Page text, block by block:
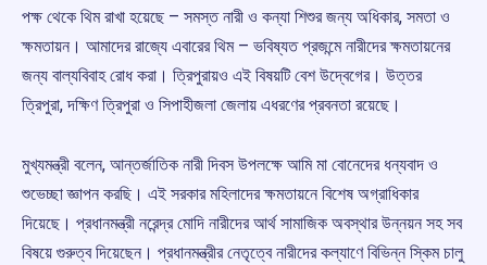
পক্ষ থেকে থিম রাখা হয়েছে – সমস্ত নারী ও কন্যা শিশুর জন্য অধিকার, সমতা ও
ক্ষমতায়ন। আমাদের রাজ্যে এবারের থিম – ভবিষ্যত প্রজন্মে নারীদের ক্ষমতায়নের
জন্য বাল্যবিবাহ রোধ করা। ত্রিপুরায়ও এই বিষয়টি বেশ উদ্বেগের। উত্তর
ত্রিপুরা, দক্ষিণ ত্রিপুরা ও সিপাহীজলা জেলায় এধরণের প্রবনতা রয়েছে।
মুখ্যমন্ত্রী বলেন, আন্তর্জাতিক নারী দিবস উপলক্ষে আমি মা বোনেদের ধন্যবাদ ও
শুভেচ্ছা জ্ঞাপন করছি। এই সরকার মহিলাদের ক্ষমতায়নে বিশেষ অগ্রাধিকার
দিয়েছে। প্রধানমন্ত্রী নরেন্দ্র মোদি নারীদের আর্থ সামাজিক অবস্থার উন্নয়ন সহ সব
বিষয়ে গুরুত্ব দিয়েছেন। প্রধানমন্ত্রীর নেতৃত্বে নারীদের কল্যাণে বিভিন্ন স্কিম চালু